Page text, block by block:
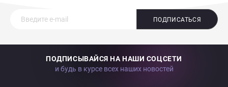
ПОДПИСАТЬСЯ
ПОДПИСЫВАЙСЯ НА НАШИ СОЦСЕТИ
и будь в курсе всех наших новостей